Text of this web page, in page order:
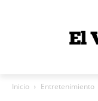
Inicio Entretenimiento